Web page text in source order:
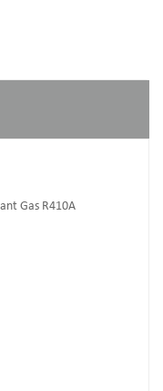
Gas R410A